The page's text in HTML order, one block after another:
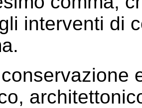
interventi di